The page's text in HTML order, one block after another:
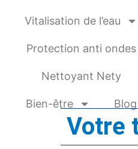
Vitalisation de l’eau
Protection anti ondes
Nettoyant Nety
Bien-être Blog
Votre